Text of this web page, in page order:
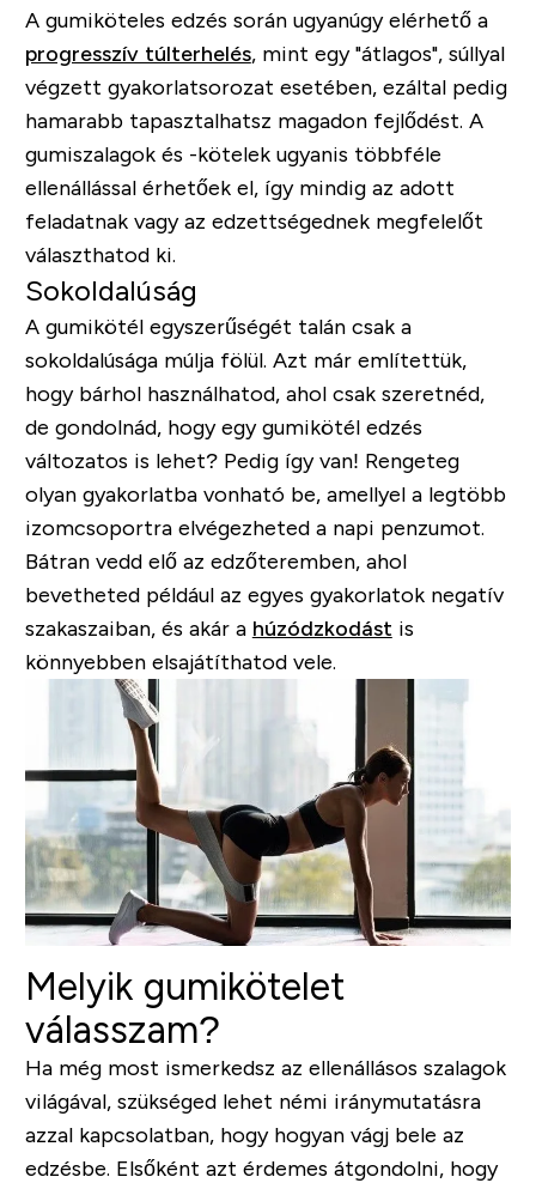
A gumiköteles edzés során ugyanúgy elérhető a
progresszív túlterhelés, mint egy "átlagos", súllyal
végzett gyakorlatsorozat esetében, ezáltal pedig
hamarabb tapasztalhatsz magadon fejlődést. A
gumiszalagok és -kötelek ugyanis többféle
ellenállással érhetőek el, így mindig az adott
feladatnak vagy az edzettségednek megfelelőt
választhatod ki.
Sokoldalúság
A gumikötél egyszerűségét talán csak a
sokoldalúsága múlja fölül. Azt már említettük,
hogy bárhol használhatod, ahol csak szeretnéd,
de gondolnád, hogy egy gumikötél edzés
változatos is lehet? Pedig így van! Rengeteg
olyan gyakorlatba vonható be, amellyel a legtöbb
izomcsoportra elvégezheted a napi penzumot.
Bátran vedd elő az edzőteremben, ahol
bevetheted például az egyes gyakorlatok negatív
szakaszaiban, és akár a húzódzkodást is
könnyebben elsajátíthatod vele.
Melyik gumikötelet
válasszam?
Ha még most ismerkedsz az ellenállásos szalagok
világával, szükséged lehet némi iránymutatásra
azzal kapcsolatban, hogy hogyan vágj bele az
edzésbe. Elsőként azt érdemes átgondolni, hogy